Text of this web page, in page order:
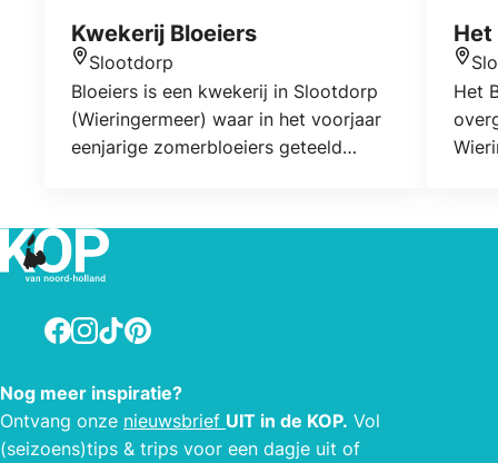
Kwekerij Bloeiers
Slootdorp
Bloeiers is een kwekerij in Slootdorp
(Wieringermeer) waar in het voorjaar
eenjarige zomerbloeiers geteeld
producten direct vanuit de kwekerij.
Vanaf dit voorjaar zijn de kassen
uitgebreid tot een oppervlakte van
9500 m2. Kom gerust eens kijken in
onze vernieuwde kwekerij en verbaas
voor workshops en rondleidingen.
Het
Het
het
Facebook
Instagram
TikTokPinterest
Nog meer inspiratie?
Ontvang onze nieuwsbrief UIT in de KOP. Vol
(seizoens)tips & trips voor een dagje uit of